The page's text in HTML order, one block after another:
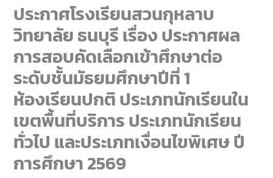
ประกาศโรงเรียนสวนกุหลาบ
วิทยาลัย ธนบุรี เรื่อง ประกาศผล
การสอบคัดเลือกเข้าศึกษาต่อ
ระดับชั้นมัธยมศึกษาปีที่ 1
ห้องเรียนปกติ ประเภทนักเรียนใน
เขตพื้นที่บริการ ประเภทนักเรียน
ทั่วไป และประเภทเงื่อนไขพิเศษ ปี
การศึกษา 2569